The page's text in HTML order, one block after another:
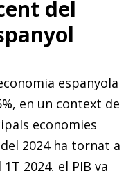
del
espanyola
en un context de
economies
2024 ha tornat a
2024, el PIB va